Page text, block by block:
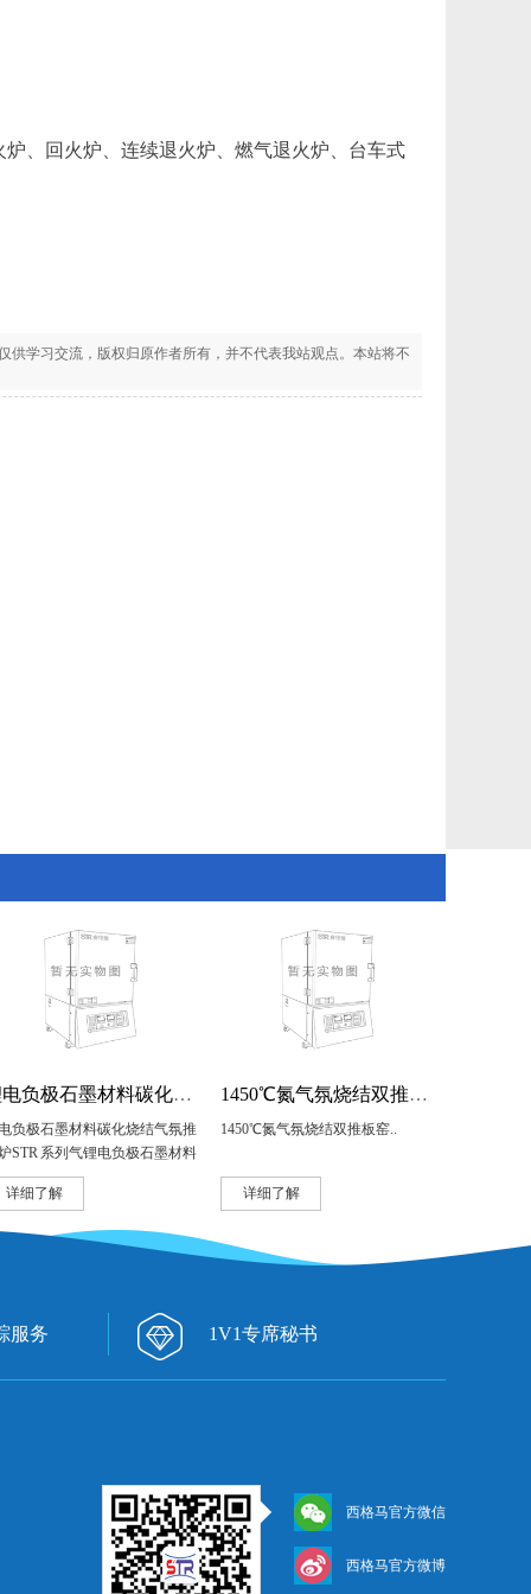
、回火炉、连续退火炉、燃气退火炉、台车式
学习交流，版权归原作者所有，并不代表我站观点。本站将不
锂电负极石墨材料碳化烧结气氛推板炉
负极石墨材料碳化烧结气氛推
STR 系列气锂电负极石墨材料
烧结气氛推板炉适用于锂电负
石墨材料的碳化烧结，工厂大批
详细了解
1450℃氮气氛烧结双推板窑
1450℃氮气氛烧结双推板窑..
详细了解
服务 1V1专席秘书
西格马官方微信
西格马官方微博